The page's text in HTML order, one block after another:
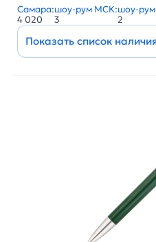
Самара:
4 020
шоу-рум МСК:
3
шоу-
2
Показать список